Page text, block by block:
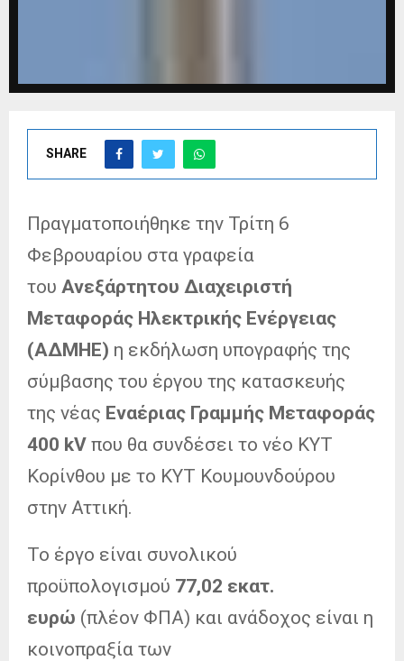
SHARE
Πραγματοποιήθηκε την Τρίτη 6
Φεβρουαρίου στα γραφεία
του Ανεξάρτητου Διαχειριστή
Μεταφοράς Ηλεκτρικής Ενέργειας
(ΑΔΜΗΕ) η εκδήλωση υπογραφής της
σύμβασης του έργου της κατασκευής
της νέας Εναέριας Γραμμής Μεταφοράς
400 kV που θα συνδέσει το νέο ΚΥΤ
Κορίνθου με το ΚΥΤ Κουμουνδούρου
στην Αττική.
Το έργο είναι συνολικού
προϋπολογισμού 77,02 εκατ.
ευρώ (πλέον ΦΠΑ) και ανάδοχος είναι η
κοινοπραξία των